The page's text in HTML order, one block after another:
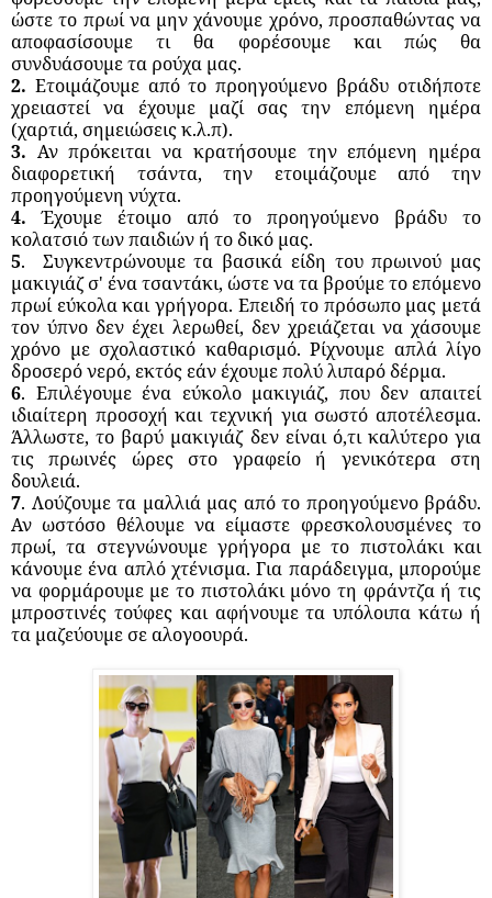
ώστε το πρωί να μην χάνουμε χρόνο, προσπαθώντας να
αποφασίσουμε τι θα φορέσουμε και πώς θα
συνδυάσουμε τα ρούχα μας.
2. Ετοιμάζουμε από το προηγούμενο βράδυ οτιδήποτε
χρειαστεί να έχουμε μαζί σας την επόμενη ημέρα
(χαρτιά, σημειώσεις κ.λ.π).
3. Αν πρόκειται να κρατήσουμε την επόμενη ημέρα
διαφορετική τσάντα, την ετοιμάζουμε από την
προηγούμενη νύχτα.
4. Έχουμε έτοιμο από το προηγούμενο βράδυ το
κολατσιό των παιδιών ή το δικό μας.
5.
Συγκεντρώνουμε τα βασικά είδη του πρωινού μας
μακιγιάζ σ' ένα τσαντάκι, ώστε να τα βρούμε το επόμενο
πρωί εύκολα και γρήγορα. Επειδή το πρόσωπο μας μετά
τον ύπνο δεν έχει λερωθεί, δεν χρειάζεται να χάσουμε
χρόνο με σχολαστικό καθαρισμό. Ρίχνουμε απλά λίγο
δροσερό νερό, εκτός εάν έχουμε πολύ λιπαρό δέρμα.
6. Επιλέγουμε ένα εύκολο μακιγιάζ, που δεν απαιτεί
ιδιαίτερη προσοχή και τεχνική για σωστό αποτέλεσμα.
Άλλωστε, το βαρύ μακιγιάζ δεν είναι ό,τι καλύτερο για
τις πρωινές ώρες στο γραφείο ή γενικότερα στη
δουλειά.
7. Λούζουμε τα μαλλιά μας από το προηγούμενο βράδυ.
Αν ωστόσο θέλουμε να είμαστε φρεσκολουσμένες το
πρωί, τα στεγνώνουμε γρήγορα με το πιστολάκι και
κάνουμε ένα απλό χτένισμα. Για παράδειγμα, μπορούμε
να φορμάρουμε με το πιστολάκι μόνο τη φράντζα ή τις
μπροστινές τούφες και αφήνουμε τα υπόλοιπα κάτω ή
τα μαζεύουμε σε αλογοουρά.